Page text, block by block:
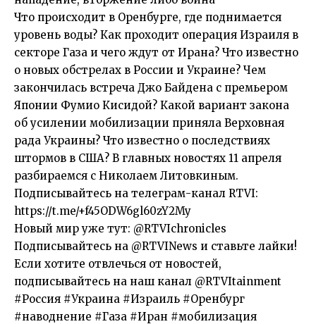
Что происходит в Оренбурге, где поднимается
уровень воды? Как проходит операция Израиля в
секторе Газа и чего ждут от Ирана? Что известно
о новых обстрелах в России и Украине? Чем
закончилась встреча Джо Байдена с премьером
Японии Фумио Кисидой? Какой вариант закона
об усилении мобилизации приняла Верховная
рада Украины? Что известно о последствиях
штормов в США? В главных новостях 11 апреля
разбираемся с Николаем Литовкиным.
Подписывайтесь на телеграм-канал RTVI:
https://t.me/+f45ODW6gl60zY2My
Новый мир уже тут: @RTVIchronicles
Подписывайтесь на @RTVINews и ставьте лайки!
Если хотите отвлечься от новостей,
подписывайтесь на наш канал @RTVItainment
#Россия #Украина #Израиль #Оренбург
#наводнение #Газа #Иран #мобилизация